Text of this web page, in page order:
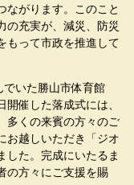
ながります。このこと
の充実が、減災、防災
もって市政を推進して
いた勝山市体育館
開催した落成式には、
多くの来賓の方々のご
お越しいただき「ジオ
した。完成にいたるま
の方々にご支援を賜